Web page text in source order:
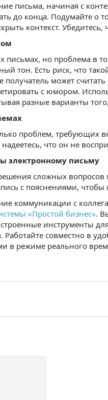
письма, начиная с
до конца. Подумайте
контекст.
но проблема в
тон. Есть риск, что
может
с юмором.
разные варианты
проблем,
что он не
электронному письму
сложных
с пояснениями,
коммуникации с
«Простой бизнес».
инструменты
Работайте совместно в
в режиме реального